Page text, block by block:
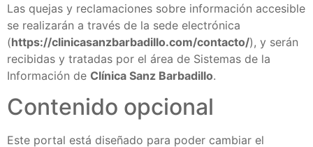
Las quejas y reclamaciones sobre información accesible
se realizarán a través de la sede electrónica
(https://clinicasanzbarbadillo.com/contacto/), y serán
recibidas y tratadas por el área de Sistemas de la
Información de Clínica Sanz Barbadillo.
Contenido opcional
Este portal está diseñado para poder cambiar el